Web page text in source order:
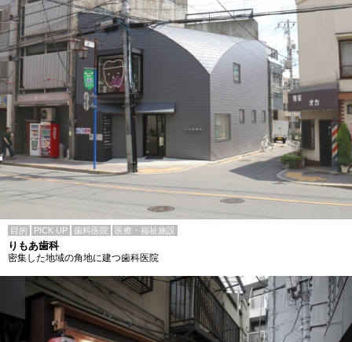
目的 PICK UP 歯科医院 医療・福祉施設
りもあ歯科
密集した地域の角地に建つ歯科医院